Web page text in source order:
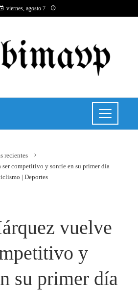
viernes, agosto 7
recientes
competitivo y sonríe en su primer día
| Deportes
vuelve
y
su primer día